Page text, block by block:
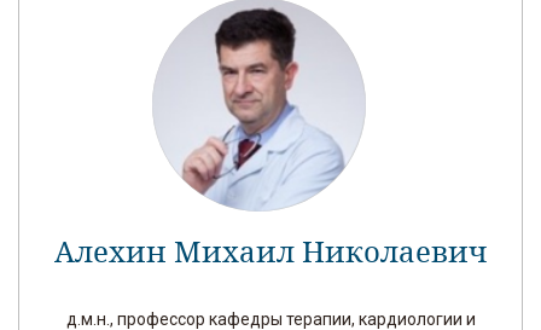
Алехин Михаил Николаевич
д.м.н., профессор кафедры терапии, кардиологии и